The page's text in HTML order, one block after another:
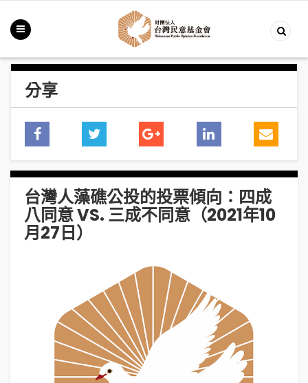
分享
台灣人藻礁公投的投票傾向：四成
八同意 VS. 三成不同意（2021年10
月27日）